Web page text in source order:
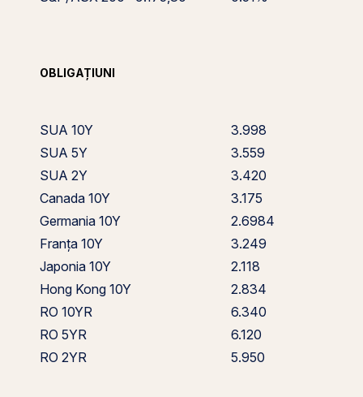
OBLIGAȚIUNI
SUA 10Y
3.998
SUA 5Y
3.559
SUA 2Y
3.420
Canada 10Y
3.175
Germania 10Y
2.6984
Franța 10Y
3.249
Japonia 10Y
2.118
Hong Kong 10Y
2.834
RO 10YR
6.340
RO 5YR
6.120
RO 2YR
5.950